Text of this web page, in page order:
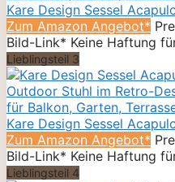
Kare Design Sessel
Zum Amazon Angebot*
Bild-Link* Keine Haftung
Lieblingsteil 3
Kare Design Sessel
Zum Amazon Angebot*
Bild-Link* Keine Haftung
Lieblingsteil 4